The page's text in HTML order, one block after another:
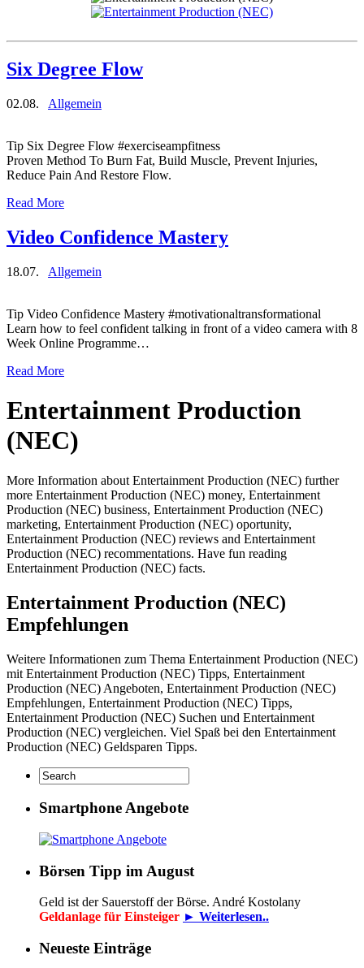
Six Degree Flow
02.08. Allgemein
Tip Six Degree Flow #exerciseampfitness
Proven Method To Burn Fat, Build Muscle, Prevent Injuries,
Reduce Pain And Restore Flow.
Read More
Video Confidence Mastery
18.07. Allgemein
Tip Video Confidence Mastery #motivationaltransformational
Learn how to feel confident talking in front of a video camera with 8
Week Online Programme…
Read More
Entertainment Production
(NEC)
More Information about Entertainment Production (NEC) further
more Entertainment Production (NEC) money, Entertainment
Production (NEC) business, Entertainment Production (NEC)
marketing, Entertainment Production (NEC) oportunity,
Entertainment Production (NEC) reviews and Entertainment
Production (NEC) recommentations. Have fun reading
Entertainment Production (NEC) facts.
Entertainment Production (NEC)
Empfehlungen
Weitere Informationen zum Thema Entertainment Production (NEC)
mit Entertainment Production (NEC) Tipps, Entertainment
Production (NEC) Angeboten, Entertainment Production (NEC)
Empfehlungen, Entertainment Production (NEC) Tipps,
Entertainment Production (NEC) Suchen und Entertainment
Production (NEC) vergleichen. Viel Spaß bei den Entertainment
Production (NEC) Geldsparen Tipps.
Smartphone Angebote
Börsen Tipp im August
Geld ist der Sauerstoff der Börse. André Kostolany
Geldanlage für Einsteiger ► Weiterlesen..
Neueste Einträge